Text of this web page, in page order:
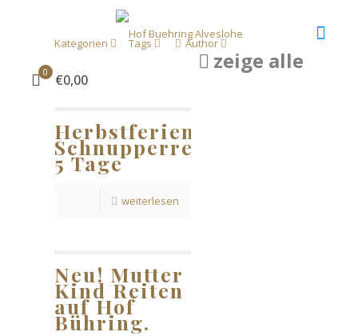
0 €0,00
Kategorien Tags Author
zeige alle
Herbstferien
Schnupperreitkurs
5 Tage
weiterlesen
Neu! Mutter
Kind Reiten
auf Hof
Bühring.